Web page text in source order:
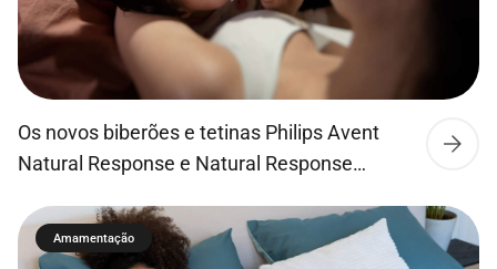
Os novos biberões e tetinas Philips Avent
Natural Response e Natural Response
quando o bebé bebe ativamente, para que
este possa beber, engolir e respirar tal como
Amamentação